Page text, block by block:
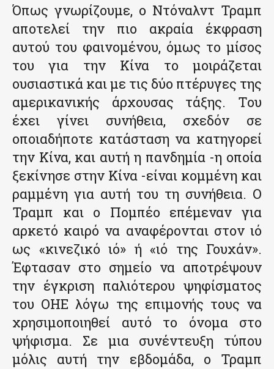
Όπως γνωρίζουμε, ο Ντόναλντ Τραμπ
αποτελεί την πιο ακραία έκφραση
αυτού του φαινομένου, όμως το μίσος
του για την Κίνα το μοιράζεται
ουσιαστικά και με τις δύο πτέρυγες της
αμερικανικής άρχουσας τάξης. Του
έχει γίνει συνήθεια, σχεδόν σε
οποιαδήποτε κατάσταση να κατηγορεί
την Κίνα, και αυτή η πανδημία -η οποία
ξεκίνησε στην Κίνα -είναι κομμένη και
ραμμένη για αυτή του τη συνήθεια. Ο
Τραμπ και ο Πομπέο επέμεναν για
αρκετό καιρό να αναφέρονται στον ιό
ως «κινεζικό ιό» ή «ιό της Γουχάν».
Έφτασαν στο σημείο να αποτρέψουν
την έγκριση παλιότερου ψηφίσματος
του ΟΗΕ λόγω της επιμονής τους να
χρησιμοποιηθεί αυτό το όνομα στο
ψήφισμα. Σε μια συνέντευξη τύπου
μόλις αυτή την εβδομάδα, ο Τραμπ